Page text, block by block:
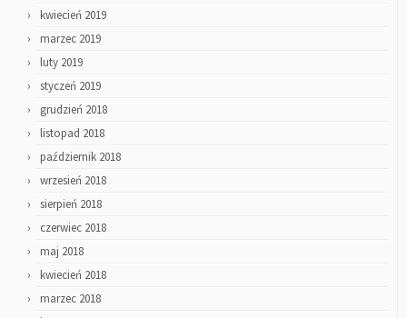
kwiecień 2019
marzec 2019
luty 2019
styczeń 2019
grudzień 2018
listopad 2018
październik 2018
wrzesień 2018
sierpień 2018
czerwiec 2018
maj 2018
kwiecień 2018
marzec 2018